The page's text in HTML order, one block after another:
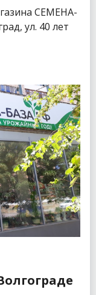
СЕМЕНА-
ул. 40 лет